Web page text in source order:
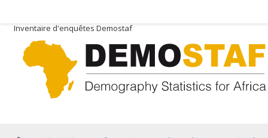
Inventaire d'enquêtes Demostaf